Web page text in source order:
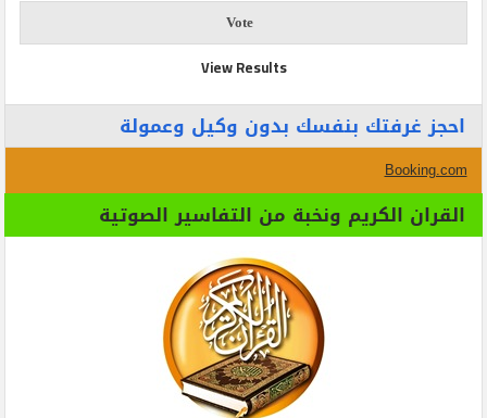
View Results
احجز غرفتك بنفسك بدون وكيل وعمولة
Booking.com
القران الكريم ونخبة من التفاسير الصوتية